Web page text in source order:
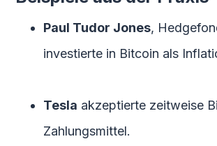
Paul Tudor Jones,
investierte in Bitcoin als
Tesla akzeptierte zeitweise
Zahlungsmittel.